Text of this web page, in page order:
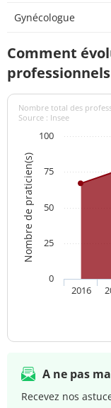
Gynécologue
Comment
Nombre de praticien(s)
Nombre total des
Source : Insee
2016
0
25
50
75
100
A ne pas
Recevez nos